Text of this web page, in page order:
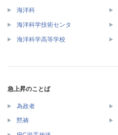
海洋科
海洋科学技術センタ
海洋科学高等学校
急上昇のことば
為政者
黙祷